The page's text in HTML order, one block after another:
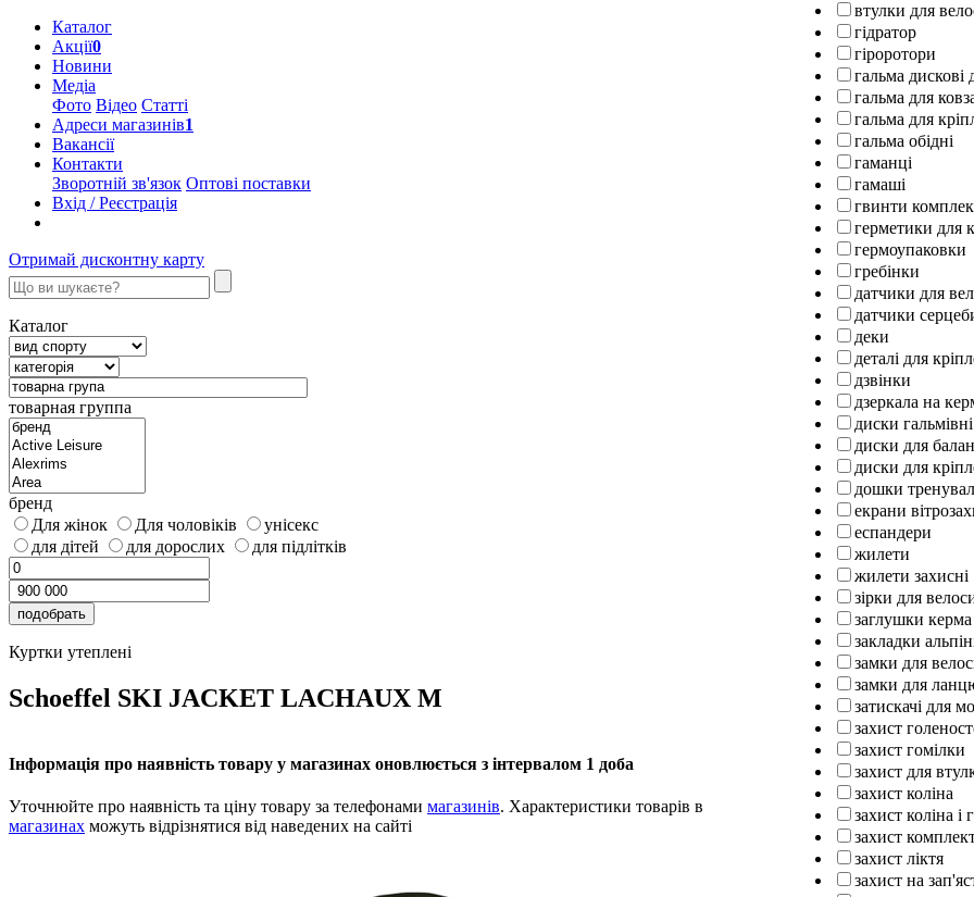
втулки для
гідратор
гіроротори
гальма дискові
гальма для
гальма для
гальма обідні
гаманці
гамаші
гвинти
герметики для
гермоупаковки
гребінки
датчики для
датчики
деки
деталі для
дзвінки
дзеркала на
диски
диски для
диски для
дошки
екрани
еспандери
жилети
жилети захисні
зірки для
заглушки керма
закладки
замки для
замки для
затискачі для
захист
захист гомілки
захист для
захист коліна
захист коліна і
захист
захист ліктя
захист на
Каталог
Акції0
Новини
Медіа
Фото Відео Статті
Адреси магазинів1
Вакансії
Контакти
Зворотній зв'язок Оптові поставки
Вхід / Реєстрація
Отримай дисконтну карту
Каталог
товарная группа
бренд
Для жінок
Для чоловіків
унісекс
для дітей
для дорослих для підлітків
Куртки утеплені
Schoeffel SKI JACKET LACHAUX M
Інформація про наявність товару у магазинах оновлюється з інтервалом 1 доба
Уточнюйте про наявність та ціну товару за телефонами магазинів. Характеристики товарів в
магазинах можуть відрізнятися від наведених на сайті